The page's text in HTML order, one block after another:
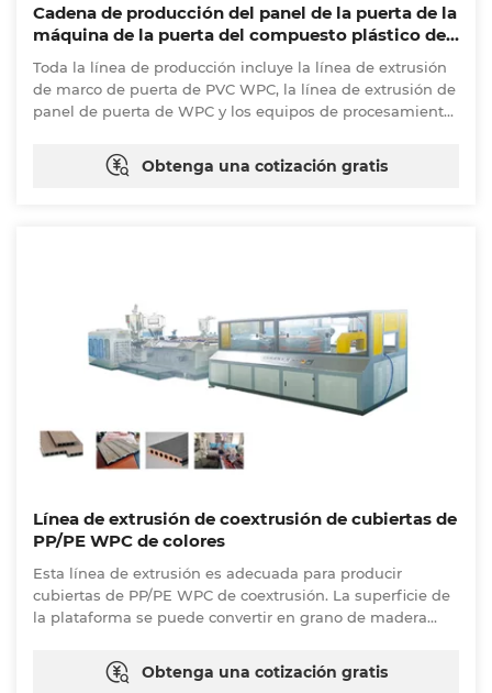
Cadena de producción del panel de la puerta de la
máquina de la puerta del compuesto plástico de
Toda la línea de producción incluye la línea de extrusión
de marco de puerta de PVC WPC, la línea de extrusión de
panel de puerta de WPC y los equipos de procesamiento
ser ignífuga, impermeable, anticáustica, a prueba de
humedad, a prueba de polillas, a prueba de moho y
Obtenga una cotización gratis
Línea de extrusión de coextrusión de cubiertas de
PP/PE WPC de colores
Esta línea de extrusión es adecuada para producir
cubiertas de PP/PE WPC de coextrusión. La superficie de
la plataforma se puede convertir en grano de madera
equipar con un dispositivo de estampado en línea, la
superficie se puede convertir en grano de madera 3D. La
Obtenga una cotización gratis